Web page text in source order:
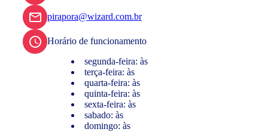
pirapora@wizard.com.br
Horário de funcionamento
segunda-feira: às
terça-feira: às
quarta-feira: às
quinta-feira: às
sexta-feira: às
sabado: às
domingo: às